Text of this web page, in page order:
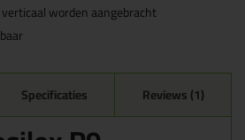
worden aangebracht
Specificaties Reviews (1)